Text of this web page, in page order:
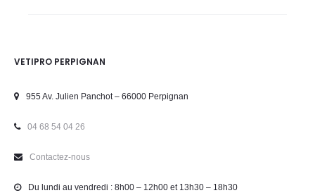
VETIPRO PERPIGNAN
955 Av. Julien Panchot – 66000 Perpignan
04 68 54 04 26
Contactez-nous
Du lundi au vendredi : 8h00 – 12h00 et 13h30 – 18h30